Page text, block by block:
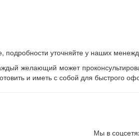
подробности уточняйте у наших
желающий может
и иметь с собой для быстрого
Мы в